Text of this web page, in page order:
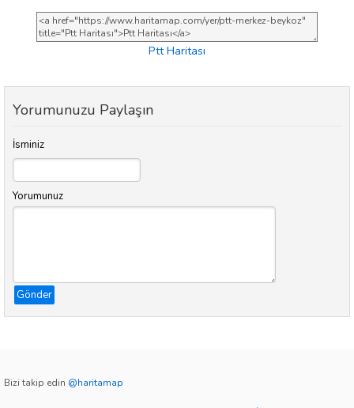
Ptt Haritası
Yorumunuzu Paylaşın
İsminiz
Yorumunuz
Gönder
Bizi takip edin @haritamap